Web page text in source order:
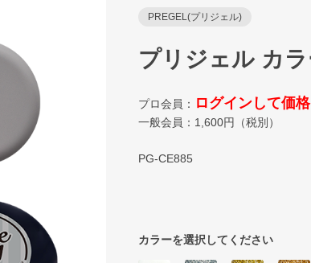
PREGEL(プリジェル)
プリジェル カ
プロ会員： ログインして価
一般会員： 1,600円（税別）
PG-CE885
カラーを選択してください